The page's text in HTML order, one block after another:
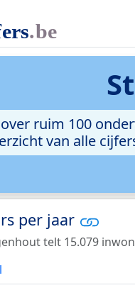
ruim 100
van alle
per jaar
telt 15.079